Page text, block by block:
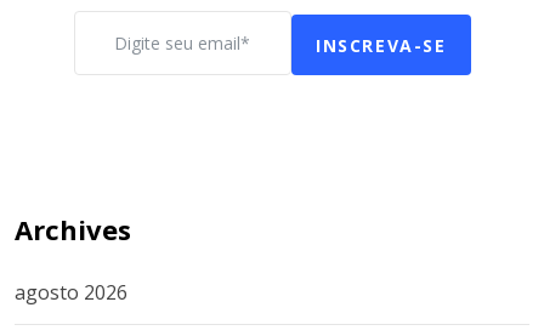
INSCREVA-SE
Archives
agosto 2026